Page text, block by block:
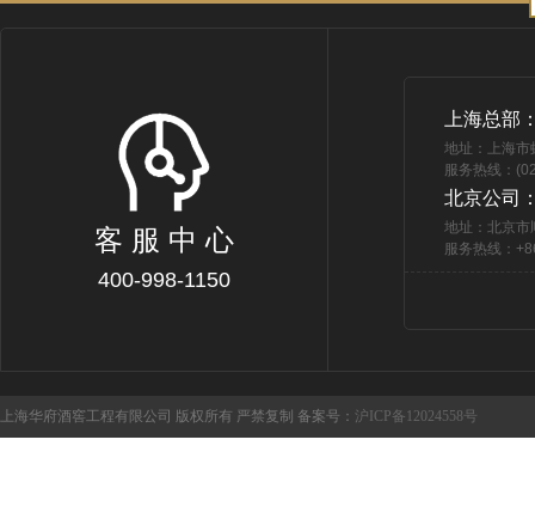
客 服 中 心
400-998-1150
上海总部
地址：上海
服务热线：
北京公司
地址：北京市
服务热线：
上海华府酒窖工程有限公司 版权所有 严禁复制 备案号： 沪ICP备12024558号